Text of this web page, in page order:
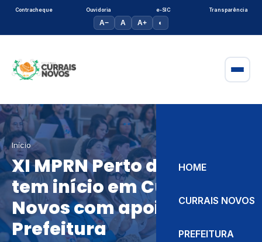
Contracheque Ouvidoria e-SIC Transparência
A− A A+ ◐
HOME
CURRAIS NOVOS
PREFEITURA
Início
XI MPRN Perto de Você
tem início em Currais
Novos com apoio da
Prefeitura